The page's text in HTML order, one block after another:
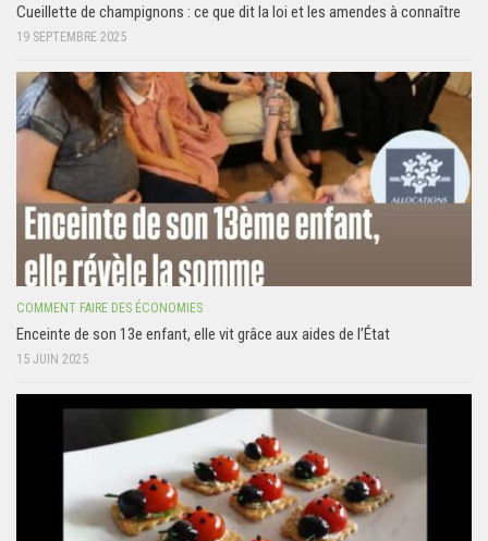
Cueillette de champignons : ce que dit la loi et les amendes à connaître
19 SEPTEMBRE 2025
COMMENT FAIRE DES ÉCONOMIES
Enceinte de son 13e enfant, elle vit grâce aux aides de l’État
15 JUIN 2025